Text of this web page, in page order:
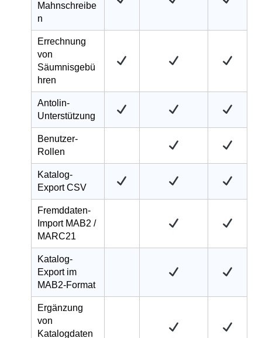
Mahnschreibe
n
Errechnung
von
Säumnisgebü
hren
Antolin-
Unterstützung
Benutzer-
Rollen
Katalog-
Export CSV
Fremddaten-
Import MAB2 /
MARC21
Katalog-
Export im
MAB2-Format
Ergänzung
von
Katalogdaten